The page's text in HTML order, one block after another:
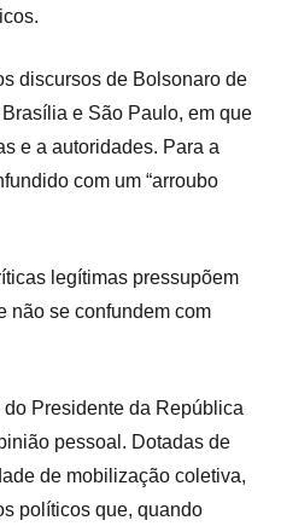
discursos de Bolsonaro de
e São Paulo, em que
e a autoridades. Para a
com um “arroubo
legítimas pressupõem
não se confundem com
Presidente da República
pessoal. Dotadas de
de mobilização coletiva,
políticos que, quando